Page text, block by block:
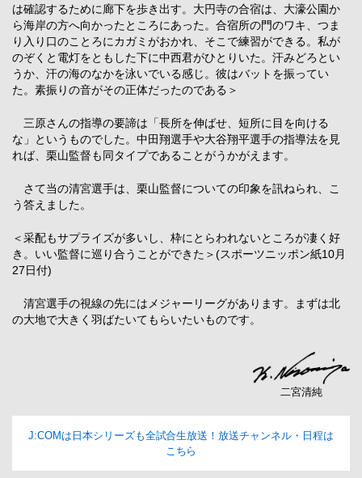
は確認するために廊下を歩き出す。大円寺の合宿は、大濠公園か
ら海岸の方へ向かったところにあった。合宿所の門のワキ、つま
り入り口のことろにカガミがおかれ、そこで練習ができる。私が
のぞくと電灯をともした下に中西君がひとりいた。汗みどろとい
うか、汗の海のなかを泳いでいる感じ。彼はバットを振ってい
た。素振りの音がその正体だったのである＞
三原さんの指導の要諦は「長所を伸ばせ、短所に目を向ける
な」というものでした。中田翔選手や大谷翔平選手の指導法を見
れば、栗山監督も同タイプであることがうかがえます。
さて当の清宮選手は、栗山監督についての印象を訊ねられ、こ
う答えました。
＜采配もサプライズが多いし、枠にとらわれないところが凄く好
き。いい監督に巡り合うことができた＞(スポーツニッポン紙10月
27日付)
清宮選手の視線の先にはメジャーリーグがあります。まずは北
の大地で大きく羽ばたいてもらいたいものです。
二宮清純
J:COMは日本シリーズも全試合生放送！放送チャンネル・日程は
こちら